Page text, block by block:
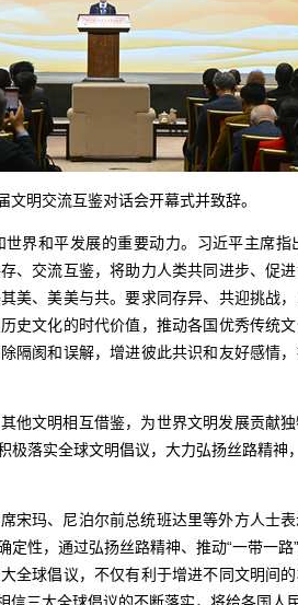
明交流互鉴对话会开幕式并致辞。
界和平发展的重要动力。习近平主席
、交流互鉴，将助力人类共同进步、促
美、美美与共。要求同存异、共迎挑战
史文化的时代价值，推动各国优秀传统
隔阂和误解，增进彼此共识和友好感情
他文明相互借鉴，为世界文明发展贡献
落实全球文明倡议，大力弘扬丝路精神
宋玛、尼泊尔前总统班达里等外方人士
性，通过弘扬丝路精神、推动“一带一
全球倡议，不仅有利于增进不同文明间